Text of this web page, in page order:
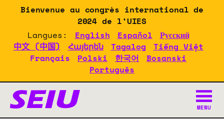
content
Bienvenue au congrès international de
2024 de l’UIES
Langues:
English Español
Русский
中文 (中国)
Հայերեն Tagalog
Tiếng Việt
Français
Polski 한국어
Bosanski
Português
Documents du congrès
MENU